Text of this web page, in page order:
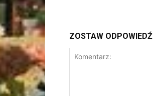
ZOSTAW ODPOWIEDŹ